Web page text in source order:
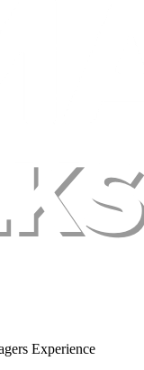
Experience